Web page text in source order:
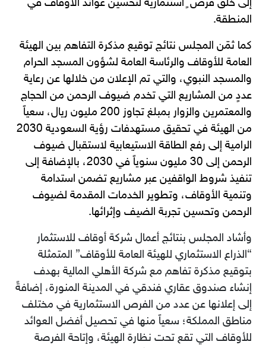
إلى خلق فرص ٍ استثمارية لتحسين عوائد الأوقاف في
المنطقة.
كما ثمّن المجلس نتائج توقيع مذكرة التفاهم بين الهيئة
العامة للأوقاف والرئاسة العامة لشؤون المسجد الحرام
والمسجد النبوي، والتي تم الإعلان من خلالها عن رعاية
عددٍ من المشاريع التي تخدم ضيوف الرحمن من الحجاج
والمعتمرين والزوار بمبلغ تجاوز 200 مليون ريال، سعياً
من الهيئة في تحقيق مستهدفات رؤية السعودية 2030
الرامية إلى رفع الطاقة الاستيعابية لاستقبال ضيوف
الرحمن إلى 30 مليون سنوياً في 2030، بالإضافة إلى
تنفيذ شروط الواقفين عبر مشاريع تضمن استدامة
وتنمية الأوقاف، وتطوير الخدمات المقدمة لضيوف
الرحمن وتحسين تجربة الضيف وإثرائها.
وأشاد المجلس بنتائج أعمال شركة أوقاف للاستثمار
“الذراع الاستثماري للهيئة العامة للأوقاف” المتمثلة
بتوقيع مذكرة تفاهم مع شركة الأهلي المالية بهدف
إنشاء صندوق عقاري فندقي في المدينة المنورة، إضافةً
إلى إعلانها عن عدد من الفرص الاستثمارية في مختلف
مناطق المملكة؛ سعياً منها في تحصيل أفضل العوائد
للأوقاف التي تقع تحت نظارة الهيئة، وإتاحة الفرصة